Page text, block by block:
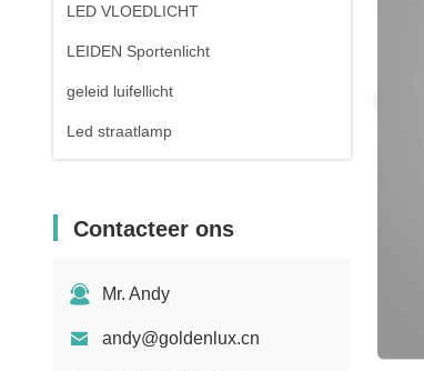
LED VLOEDLICHT
LEIDEN Sportenlicht
geleid luifellicht
Led straatlamp
Contacteer ons
Mr. Andy
andy@goldenlux.cn